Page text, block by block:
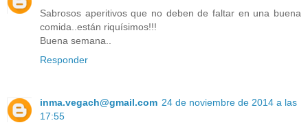
Sabrosos aperitivos que no deben de faltar en una buena
comida..están riquísimos!!!
Buena semana..
Responder
inma.vegach@gmail.com 24 de noviembre de 2014 a las
17:55